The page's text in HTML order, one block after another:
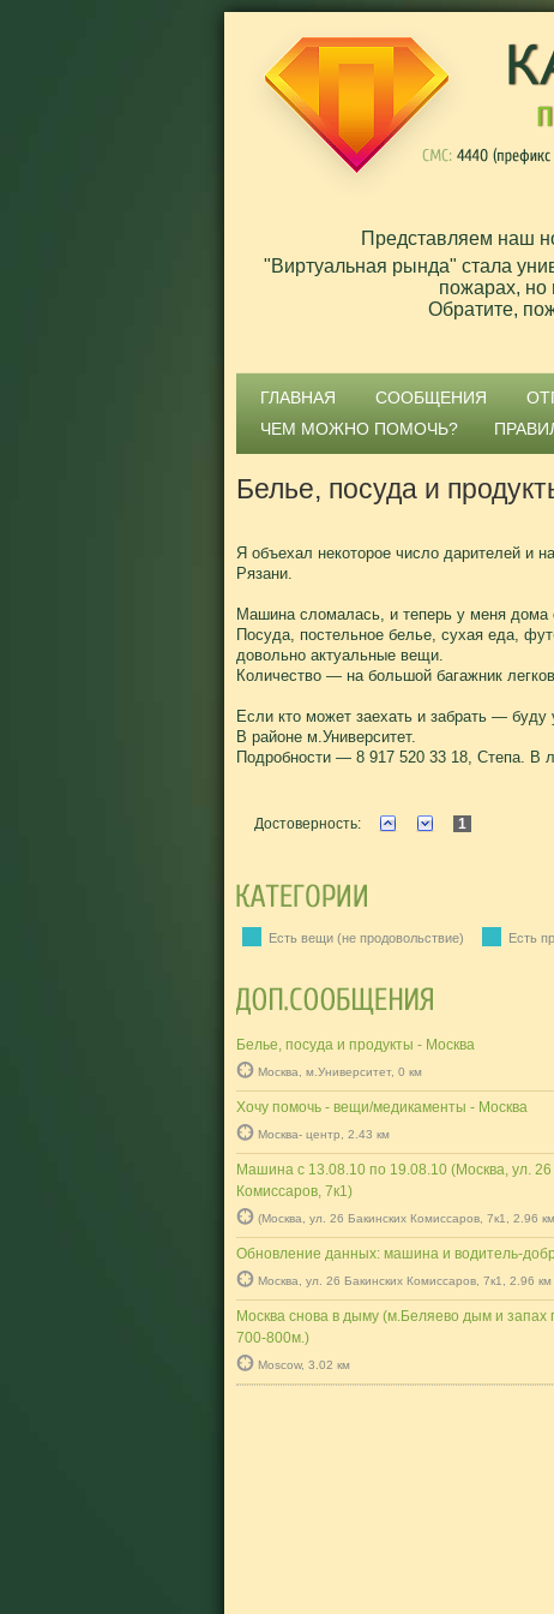
Представляем наш
"Виртуальная рында" стала
пожарах, но
Обратите,
ГЛАВНАЯ СООБЩЕНИЯ
ЧЕМ МОЖНО ПОМОЧЬ?
Белье, посуда и
Я объехал некоторое число дарителей и
Рязани.
Машина сломалась, и теперь у меня дома
Посуда, постельное белье, сухая еда,
довольно актуальные вещи.
Количество — на большой багажник
Если кто может заехать и забрать — буду
В районе м.Университет.
Подробности — 8 917 520 33 18, Степа. В
Достоверность: 1
Есть вещи (не продовольствие) Есть
Белье, посуда и продукты - Москва
Москва, м.Университет, 0 км
Хочу помочь - вещи/медикаменты - Москва
Москва- центр, 2.43 км
Машина с 13.08.10 по 19.08.10 (Москва, ул. 26
Комиссаров, 7к1)
(Москва, ул. 26 Бакинских Комиссаров, 7к1, 2.96 км
Обновление данных: машина и водитель-
Москва, ул. 26 Бакинских Комиссаров, 7к1, 2.96 км
Москва снова в дыму (м.Беляево дым и запах
700-800м.)
Moscow, 3.02 км